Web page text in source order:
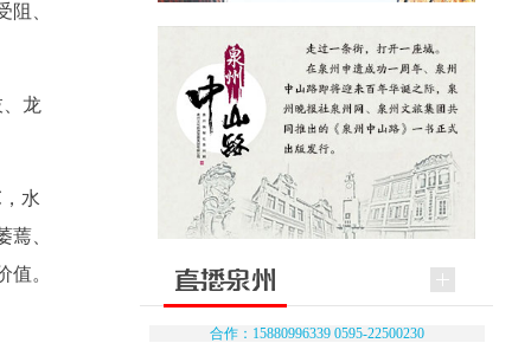
、
龙
水
、
。
合作：15880996339 0595-22500230